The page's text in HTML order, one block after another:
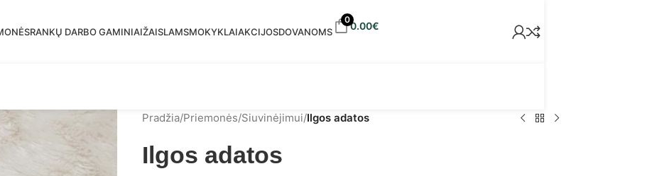
RANKŲ DARBO GAMINIAIŽAISLAMSMOKYKLAIAKCIJOSDOVANOMS
00.00€
Pradžia/Priemonės/Siuvinėjimui/Ilgos adatos
Ilgos adatos